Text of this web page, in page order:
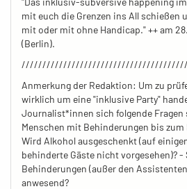
mit euch die Grenzen ins All schießen
mit oder mit ohne Handicap." ++ am
(Berlin).
Anmerkung der Redaktion: Um zu
wirklich um eine "inklusive Party"
Journalist*innen sich folgende Fragen
Menschen mit Behinderungen bis zum
Wird Alkohol ausgeschenkt (auf
behinderte Gäste nicht vorgesehen)? -
Behinderungen (außer den
anwesend?